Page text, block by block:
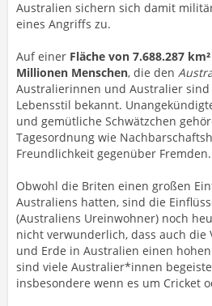
Australien sichern sich damit
eines Angriffs zu.
Auf einer Fläche von 7.688.287 km²
Millionen Menschen, die den
Australierinnen und Australier
Lebensstil bekannt.
und gemütliche Schwätzchen
Tagesordnung wie
Freundlichkeit gegenüber Fremden.
Obwohl die Briten einen großen
Australiens hatten, sind die
(Australiens Ureinwohner) noch
nicht verwunderlich, dass auch
und Erde in Australien einen
sind viele Australier*innen
insbesondere wenn es um Cricket